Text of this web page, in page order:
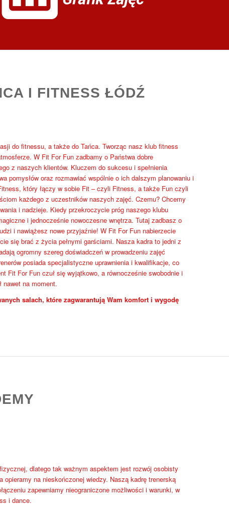
I FITNESS ŁÓDŹ
do fitnessu, a także do Tańca. Tworząc nasz klub fitness
W Fit For Fun zadbamy o Państwa dobre
z naszych klientów. Kluczem do sukcesu i spełnienia
pomysłów oraz rozmawiać wspólnie o ich dalszym planowaniu i
który łączy w sobie Fit – czyli Fitness, a także Fun czyli
każdego z uczestników naszych zajęć. Czemu? Chcemy
i nadzieje. Kiedy przekroczycie próg naszego klubu
i jednocześnie nowoczesne wnętrza. Tutaj zadbasz o
i nawiążesz nowe przyjaźnie! W Fit For Fun nabierzecie
się brać z życia pełnymi garściami. Nasza kadra to jedni z
ogromny szereg doświadczeń w prowadzeniu zajęć
posiada specjalistyczne uprawnienia i kwalifikacje, co
Fit For Fun czuł się wyjątkowo, a równocześnie swobodnie i
na moment.
salach, które zagwarantują Wam komfort i wygodę
dlatego tak ważnym aspektem jest rozwój osobisty
na nieskończonej wiedzy. Naszą kadrę trenerską
zapewniamy nieograniczone możliwości i warunki, w
i dance.